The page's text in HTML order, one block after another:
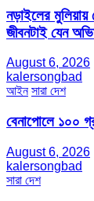
নড়াইলের মুলিয়ায়
জীবনটাই যেন
August 6, 2026
kalersongbad
আইন সারা দেশ
বেনাপোলে ১০০
August 6, 2026
kalersongbad
সারা দেশ